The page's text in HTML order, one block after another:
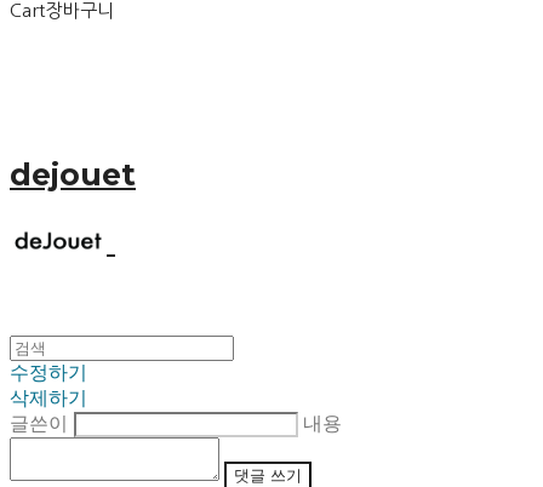
Cart장바구니
dejouet
수정하기
삭제하기
글쓴이
내용
댓글 쓰기